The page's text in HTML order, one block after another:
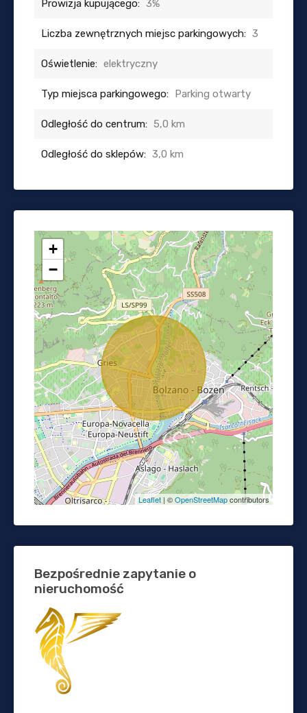
Prowizja kupującego: 3%
Liczba zewnętrznych miejsc parkingowych: 3
Oświetlenie: elektryczny
Typ miejsca parkingowego: Parking otwarty
Odległość do centrum: 5,0 km
Odległość do sklepów: 3,0 km
+
−
Leaflet | ©OpenStreetMapcontributors
Bezpośrednie zapytanie o
nieruchomość